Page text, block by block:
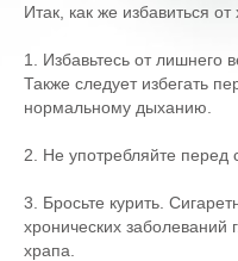
Итак, как же избавиться
1. Избавьтесь от лишнего
Также следует избегать
нормальному дыханию.
2. Не употребляйте перед
3. Бросьте курить.
хронических
храпа.